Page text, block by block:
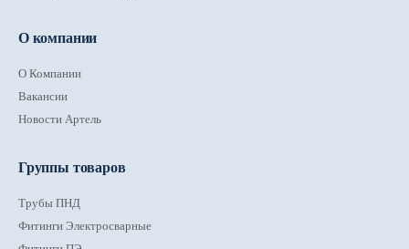
О компании
О Компании
Вакансии
Новости Артель
Группы товаров
Трубы ПНД
Фитинги Электросварные